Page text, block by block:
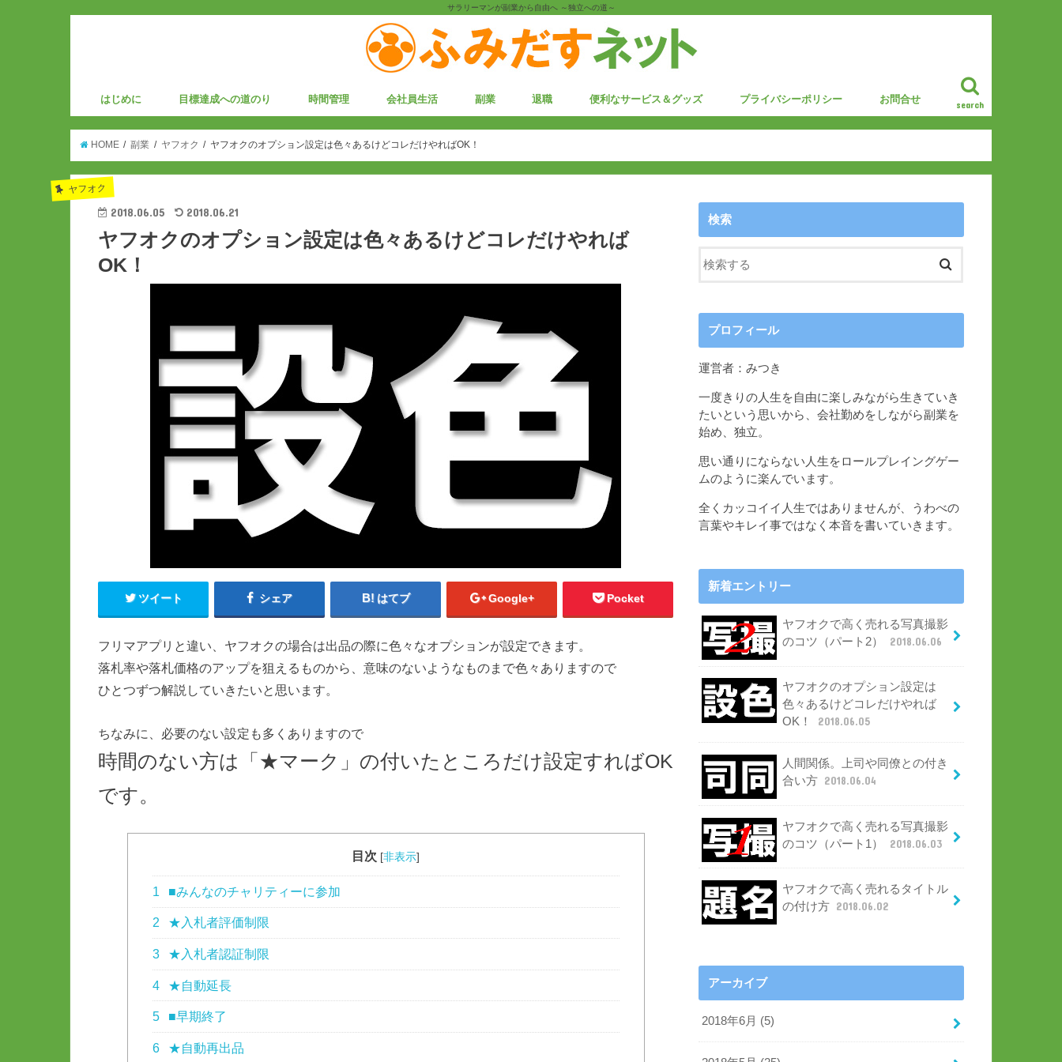
サラリーマンが副業から自由へ ～独立への道～
search
はじめに 目標達成への道のり 時間管理 会社員生活 副業
副業
ヤフオク
退職 便利なサービス＆グッズ プライバシーポリシー お問合せ
HOME 副業 ヤフオク ヤフオクのオプション設定は色々あるけどコレだけやればOK！
ヤフオク
2018.06.05 2018.06.21
ヤフオクのオプション設定は色々あるけどコレだけやれば
OK！
ツイート シェア はてブ Google+ Pocket
フリマアプリと違い、ヤフオクの場合は出品の際に色々なオプションが設定できます。
落札率や落札価格のアップを狙えるものから、意味のないようなものまで色々ありますので
ひとつずつ解説していきたいと思います。
ちなみに、必要のない設定も多くありますので
時間のない方は「★マーク」の付いたところだけ設定すればOK
です。
目次 [非表示]
1 ■みんなのチャリティーに参加
2 ★入札者評価制限
3 ★入札者認証制限
4 ★自動延長
5 ■早期終了
6 ★自動再出品
検索
プロフィール
運営者：みつき
一度きりの人生を自由に楽しみながら生きていき
たいという思いから、会社勤めをしながら副業を
始め、独立。
思い通りにならない人生をロールプレイングゲー
ムのように楽んでいます。
全くカッコイイ人生ではありませんが、うわべの
言葉やキレイ事ではなく本音を書いていきます。
新着エントリー
ヤフオクで高く売れる写真撮影
のコツ（パート2）
2018.06.06
ヤフオクのオプション設定は
色々あるけどコレだけやれば
OK！
2018.06.05
人間関係。上司や同僚との付き
合い方 2018.06.04
ヤフオクで高く売れる写真撮影
のコツ（パート1）
2018.06.03
ヤフオクで高く売れるタイトル
の付け方 2018.06.02
アーカイブ
2018年6月 (5)